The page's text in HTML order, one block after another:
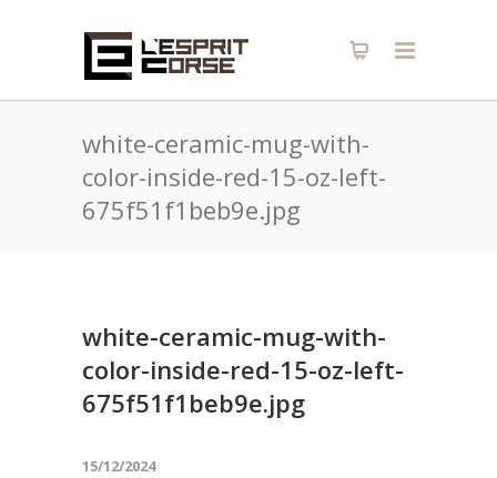
white-ceramic-mug-with-
color-inside-red-15-oz-left-
675f51f1beb9e.jpg
white-ceramic-mug-with-
color-inside-red-15-oz-left-
675f51f1beb9e.jpg
15/12/2024